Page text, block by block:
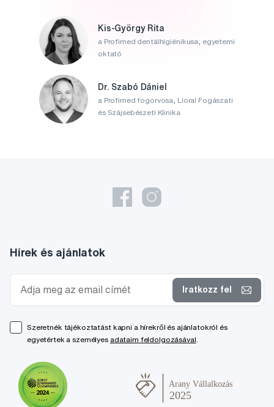
Kis-György Rita
a Profimed dentálhigiénikusa, egyetemi
oktató
Dr. Szabó Dániel
a Profimed fogorvosa, Lioral Fogászati
és Szájsebészeti Klinika
Hírek és ajánlatok
Iratkozz fel
Szeretnék tájékoztatást kapni a hírekről és ajánlatokról és
egyetértek a személyes adataim feldolgozásával